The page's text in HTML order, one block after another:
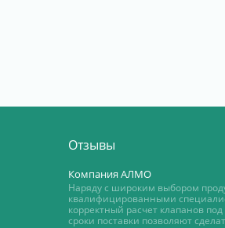
Отзывы
Компания АЛМО
Наряду с широким выбором
квалифицированными
корректный расчет клапанов
сроки поставки позволяют